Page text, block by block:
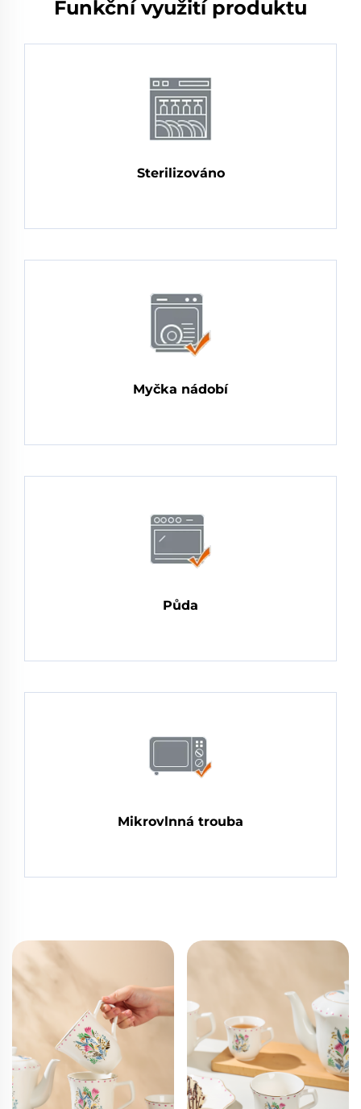
Funkční využití produktu
Sterilizováno
Myčka nádobí
Půda
Mikrovlnná trouba